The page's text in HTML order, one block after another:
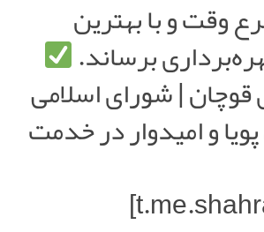
وقت و با بهترین
برساند.
| شورای اسلامی
و امیدوار در خدمت